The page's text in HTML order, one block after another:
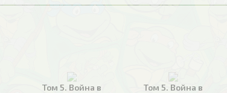
Том 5. Война в
Том 5. Война в